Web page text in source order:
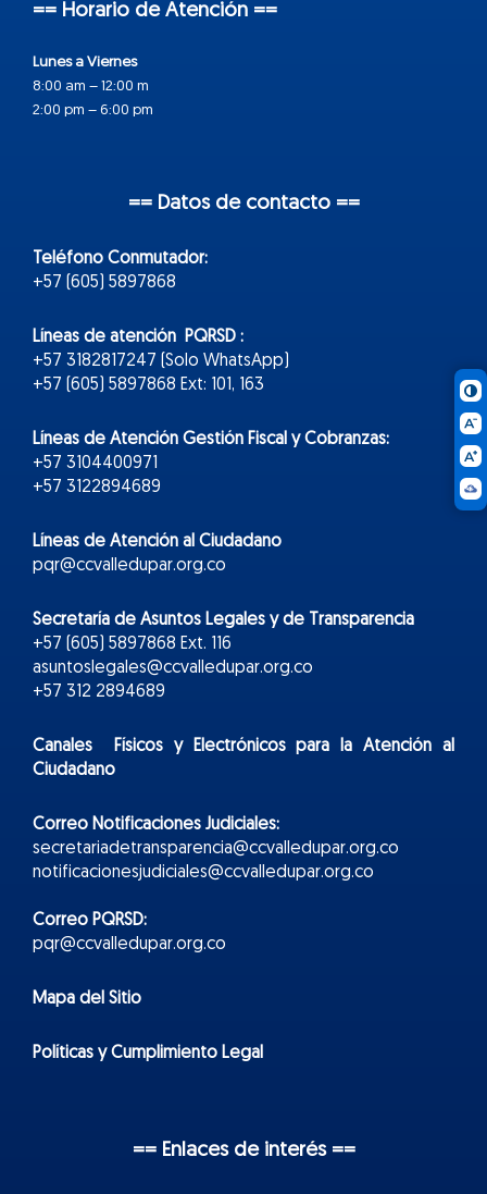
== Horario de Atención ==
Lunes a Viernes
8:00 am – 12:00 m
2:00 pm – 6:00 pm
== Datos de contacto ==
Teléfono Conmutador:
+57 (605) 5897868
Líneas de atención PQRSD :
+57 3182817247 (Solo WhatsApp)
+57 (605) 5897868 Ext: 101, 163
Líneas de Atención Gestión Fiscal y Cobranzas:
+57 3104400971
+57 3122894689
Líneas de Atención al Ciudadano
pqr@ccvalledupar.org.co
Secretaría de Asuntos Legales y de Transparencia
+57 (605) 5897868 Ext. 116
asuntoslegales@ccvalledupar.org.co
+57 312 2894689
Canales Físicos yElectrónicospara la Atención al
Ciudadano
Correo Notificaciones Judiciales:
secretariadetransparencia@ccvalledupar.org.co
notificacionesjudiciales@ccvalledupar.org.co
Correo PQRSD:
pqr@ccvalledupar.org.co
Mapa del Sitio
Políticas y Cumplimiento Legal
== Enlaces de interés ==